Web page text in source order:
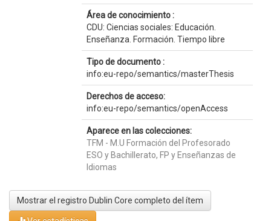
Área de conocimiento :
CDU: Ciencias sociales: Educación.
Enseñanza. Formación. Tiempo libre
Tipo de documento :
info:eu-repo/semantics/masterThesis
Derechos de acceso:
info:eu-repo/semantics/openAccess
Aparece en las colecciones:
TFM - M.U Formación del Profesorado
ESO y Bachillerato, FP y Enseñanzas de
Idiomas
Mostrar el registro Dublin Core completo del ítem